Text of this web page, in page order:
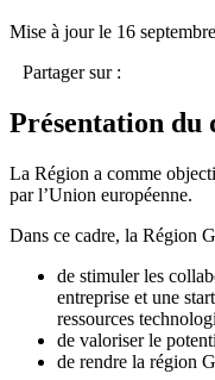
Mise à jour le 16
Partager sur :
Présentation du
La Région a comme
par l’Union européenne.
Dans ce cadre, la Région
de stimuler les
entreprise et une
ressources
de valoriser le
de rendre la région